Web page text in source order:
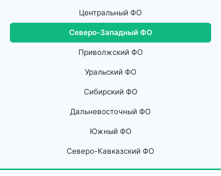
Центральный ФО
Северо-Западный ФО
Приволжский ФО
Уральский ФО
Сибирский ФО
Дальневосточный ФО
Южный ФО
Северо-Кавказский ФО